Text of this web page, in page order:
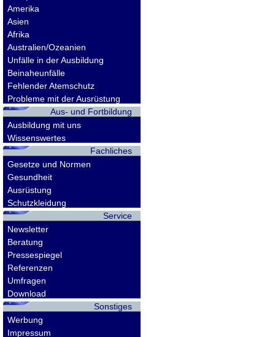
Amerika
Asien
Afrika
Australien/Ozeanien
Unfälle in der Ausbildung
Beinaheunfälle
Fehlender Atemschutz
Probleme mit der Ausrüstung
Aus- und Fortbildung
Ausbildung mit uns
Wissenswertes
Fachliches
Gesetze und Normen
Gesundheit
Ausrüstung
Schutzkleidung
Service
Newsletter
Beratung
Pressespiegel
Referenzen
Umfragen
Download
Sonstiges
Werbung
Impressum